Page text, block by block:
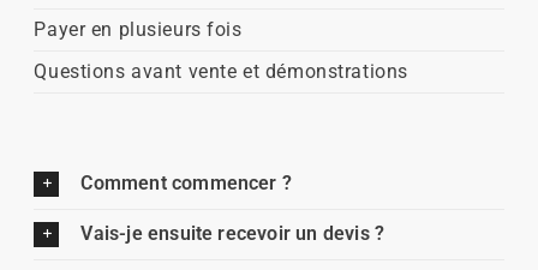
Payer en plusieurs fois
Questions avant vente et démonstrations
Comment commencer ?
Vais-je ensuite recevoir un devis ?